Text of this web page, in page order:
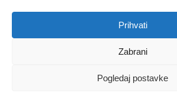
Prihvati
Zabrani
Pogledaj postavke
/ Uvjeti i odredbe
facebookinstagram